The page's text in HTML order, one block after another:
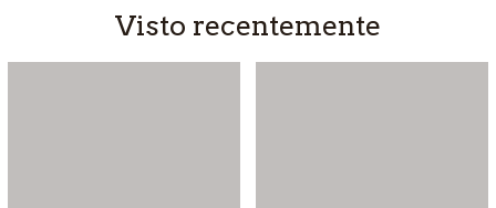
Visto recentemente